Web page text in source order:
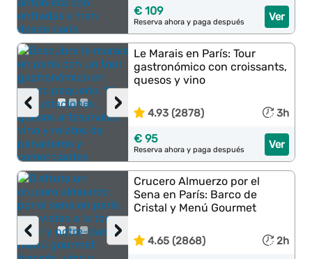
Ver
€ 109
Reserva ahora y paga después
›
‹
Le Marais en París: Tour
gastronómico con croissants,
quesos y vino
4.93 (2878) 3h
Ver
€ 95
Reserva ahora y paga después
›
‹
Crucero Almuerzo por el
Sena en París: Barco de
Cristal y Menú Gourmet
4.65 (2868) 2h